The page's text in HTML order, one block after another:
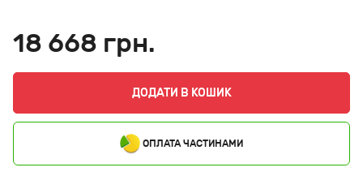
18 668 грн.
ДОДАТИ В КОШИК
ОПЛАТА ЧАСТИНАМИ